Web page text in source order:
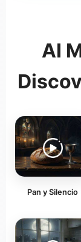
AI
Pan y Silencio